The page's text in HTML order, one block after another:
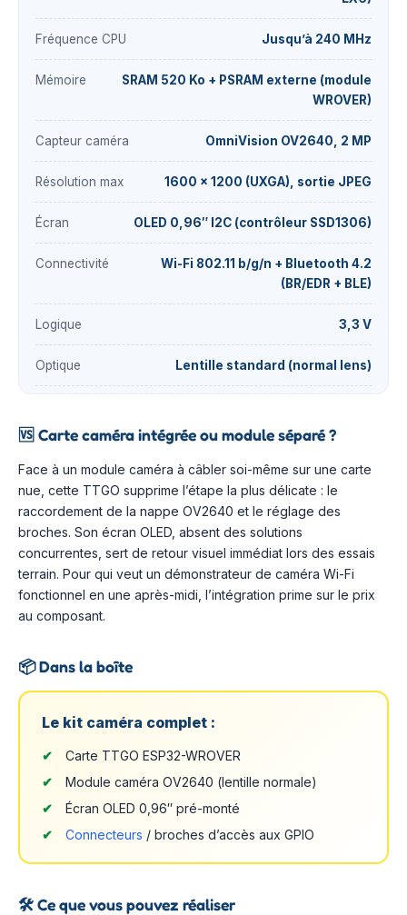
Fréquence CPU Jusqu’à 240 MHz
Mémoire
SRAM 520 Ko + PSRAM externe (module
WROVER)
Capteur caméra OmniVision OV2640, 2 MP
Résolution max 1600 × 1200 (UXGA), sortie JPEG
Écran OLED 0,96″ I2C (contrôleur SSD1306)
Connectivité
Wi-Fi 802.11 b/g/n + Bluetooth 4.2
(BR/EDR + BLE)
Logique 3,3 V
Optique Lentille standard (normal lens)
🆚 Carte caméra intégrée ou module séparé ?
Face à un module caméra à câbler soi-même sur une carte
nue, cette TTGO supprime l’étape la plus délicate : le
raccordement de la nappe OV2640 et le réglage des
broches. Son écran OLED, absent des solutions
concurrentes, sert de retour visuel immédiat lors des essais
terrain. Pour qui veut un démonstrateur de caméra Wi-Fi
fonctionnel en une après-midi, l’intégration prime sur le prix
au composant.
📦Dans la boîte
Le kit caméra complet :
Carte TTGO ESP32-WROVER
Module caméra OV2640 (lentille normale)
Écran OLED 0,96″ pré-monté
Connecteurs / broches d’accès aux GPIO
🛠️Ce que vous pouvez réaliser